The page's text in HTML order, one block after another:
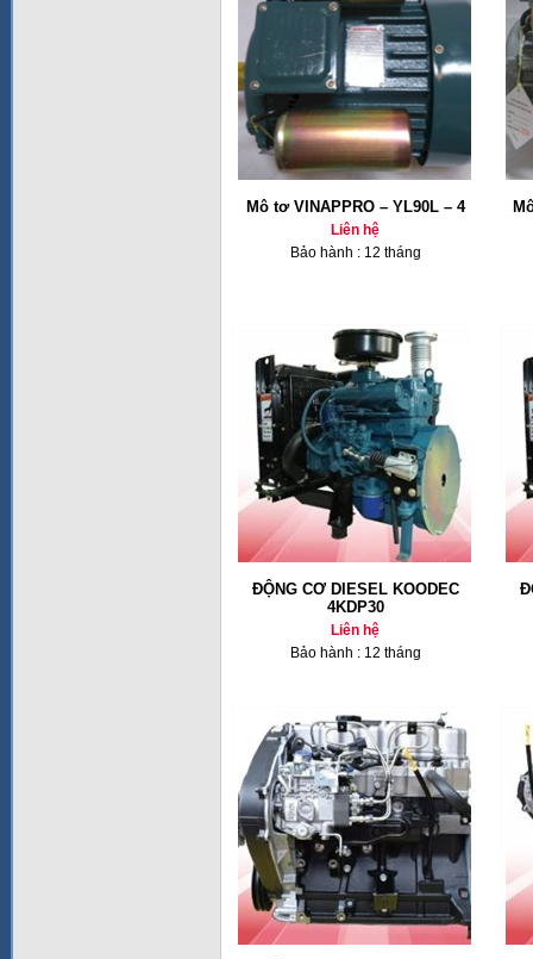
Mô tơ VINAPPRO – YL90L – 4
Liên hệ
Bảo hành : 12 tháng
ĐỘNG CƠ DIESEL KOODEC
4KDP30
Liên hệ
Bảo hành : 12 tháng